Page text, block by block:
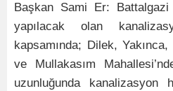
Başkan Sami Er:
yapılacak olan
kapsamında; Dilek,
ve Mullakasım
uzunluğunda